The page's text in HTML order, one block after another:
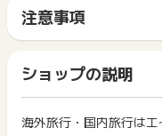
ンタカー、旅行保険、
ど、「ポイント対象商
ト獲得対象外です。
※ポイント確定まで、
す。
※ポイントに関するお問
サイトに移動してから
間に、同じブラウザ（※
ト獲得ができません。
「 サイトへ行ってポイ
ス・お買い物利用時で
イント獲得ができません
2回以上同じお買い物・
注意事項
一部のサービスにつき
は切り捨てとなります。
ポイント獲得が1ポイン
ント履歴には記載されま
ショップの説明
海外旅行・国内旅行は